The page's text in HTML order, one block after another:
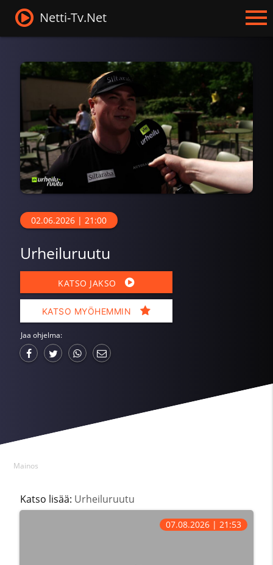
Netti-Tv.Net
02.06.2026 | 21:00
Urheiluruutu
KATSO JAKSO
KATSO MYÖHEMMIN
Jaa ohjelma:
Mainos
Katso lisää: Urheiluruutu
07.08.2026 | 21:53